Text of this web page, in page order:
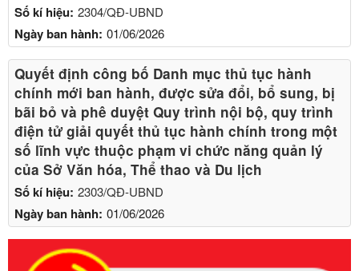
Số kí hiệu: 2304/QĐ-UBND
Ngày ban hành: 01/06/2026
Số kí hiệu: 2303/QĐ-UBND
Ngày ban hành: 01/06/2026
Quyết định công bố Danh mục thủ tục hành
chính mới ban hành, được sửa đổi, bổ sung, bị
bãi bỏ và phê duyệt Quy trình nội bộ, quy trình
điện tử giải quyết thủ tục hành chính trong một
số lĩnh vực thuộc phạm vi chức năng quản lý
của Sở Văn hóa, Thể thao và Du lịch